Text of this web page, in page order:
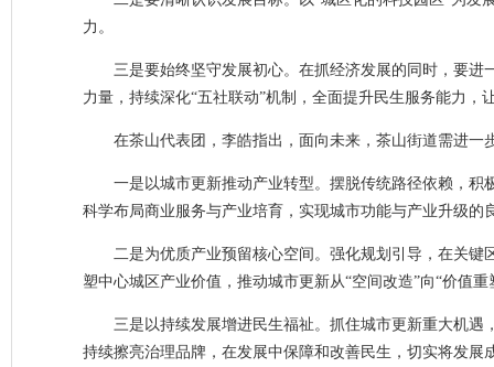
力。
三是要始终坚守发展初心。在抓经济发展的同时，要进
力量，持续深化“五社联动”机制，全面提升民生服务能力，
在茶山代表团，李皓指出，面向未来，茶山街道需进一
一是以城市更新推动产业转型。摆脱传统路径依赖，
科学布局商业服务与产业培育，实现城市功能与产业升级的
二是为优质产业预留核心空间。强化规划引导，在关
塑中心城区产业价值，推动城市更新从“空间改造”向“价值重
三是以持续发展增进民生福祉。抓住城市更新重大机
持续擦亮治理品牌，在发展中保障和改善民生，切实将发